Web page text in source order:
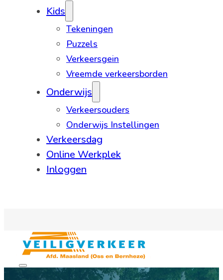
Kids
Tekeningen
Puzzels
Verkeersgein
Vreemde verkeersborden
Onderwijs
Verkeersouders
Onderwijs Instellingen
Verkeersdag
Online Werkplek
Inloggen